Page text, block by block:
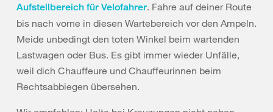
Aufstellbereich für Velofahrer. Fahre auf deiner Route
bis nach vorne in diesen Wartebereich vor den Ampeln.
Meide unbedingt den toten Winkel beim wartenden
Lastwagen oder Bus. Es gibt immer wieder Unfälle,
weil dich Chauffeure und Chauffeurinnen beim
Rechtsabbiegen übersehen.